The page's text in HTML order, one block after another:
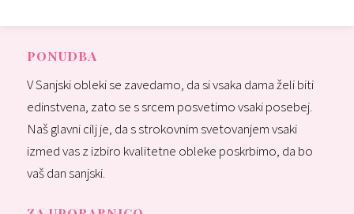
PONUDBA
V Sanjski obleki se zavedamo, da si vsaka dama želi biti
edinstvena, zato se s srcem posvetimo vsaki posebej.
Naš glavni cilj je, da s strokovnim svetovanjem vsaki
izmed vas z izbiro kvalitetne obleke poskrbimo, da bo
vaš dan sanjski.